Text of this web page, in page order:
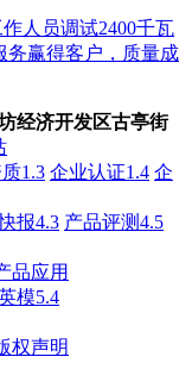
人员调试2400千瓦
务赢得客户，质量成
经济开发区古亭街
1.3 企业认证1.4 企
报4.3 产品评测4.5
品应用
模5.4
权声明